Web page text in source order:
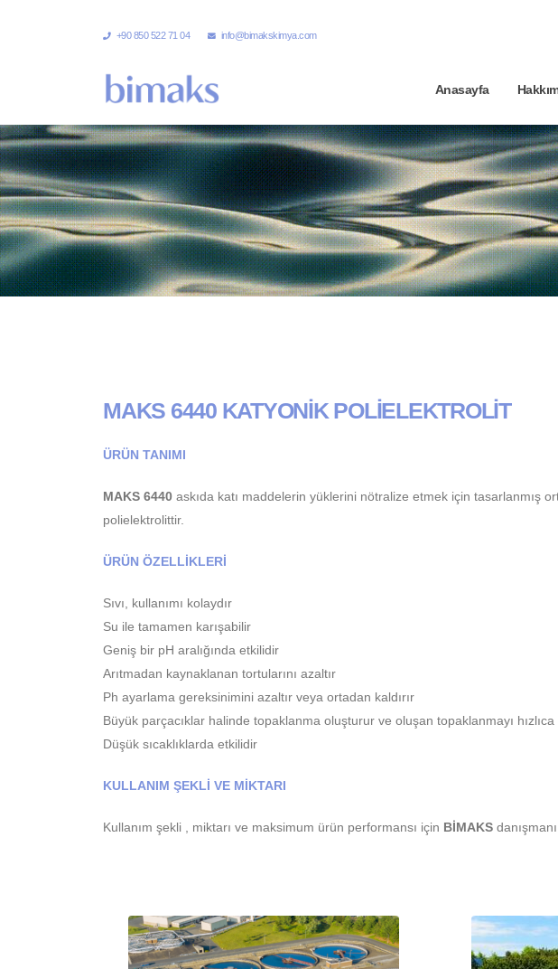
+90 850 522 71 04 info@bimakskimya.com
Anasayfa
MAKS 6440 KATYONİK POLİELEKTROLİT
ÜRÜN TANIMI
MAKS 6440 askıda katı maddelerin yüklerini nötralize etmek için tasarlanmış
polielektrolittir.
ÜRÜN ÖZELLİKLERİ
Sıvı, kullanımı kolaydır
Su ile tamamen karışabilir
Geniş bir pH aralığında etkilidir
Arıtmadan kaynaklanan tortularını azaltır
Ph ayarlama gereksinimini azaltır veya ortadan kaldırır
Büyük parçacıklar halinde topaklanma oluşturur ve oluşan topaklanmayı
Düşük sıcaklıklarda etkilidir
KULLANIM ŞEKLİ VE MİKTARI
Kullanım şekli , miktarı ve maksimum ürün performansı için BİMAKS